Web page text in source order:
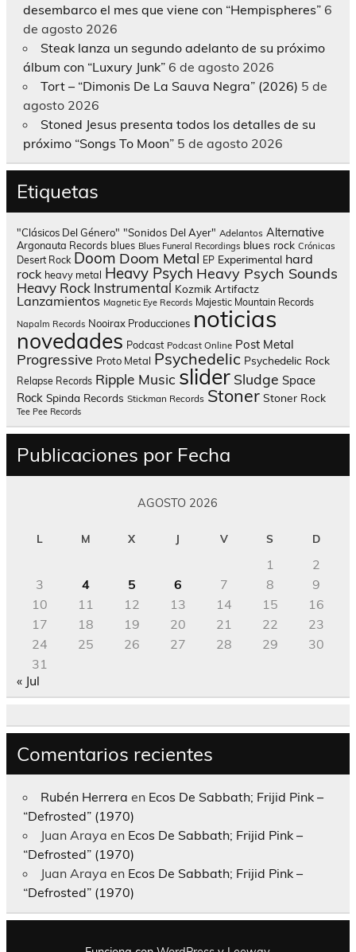
desembarco el mes que viene con “Hempispheres” 6
de agosto 2026
Steak lanza un segundo adelanto de su próximo
álbum con “Luxury Junk” 6 de agosto 2026
Tort – “Dimonis De La Sauva Negra” (2026) 5 de
agosto 2026
Stoned Jesus presenta todos los detalles de su
próximo “Songs To Moon” 5 de agosto 2026
Etiquetas
"Clásicos Del Género" "Sonidos Del Ayer" Adelantos Alternative
Argonauta Records blues Blues Funeral Recordings blues rock Crónicas
Desert Rock Doom Doom Metal EP Experimental hard
rock heavy metal Heavy Psych Heavy Psych Sounds
Heavy Rock Instrumental Kozmik Artifactz
Lanzamientos Magnetic Eye Records Majestic Mountain Records
Napalm Records Nooirax Producciones noticias
novedades Podcast Podcast Online Post Metal
Progressive Proto Metal Psychedelic Psychedelic Rock
Relapse Records Ripple Music slider Sludge Space
Rock Spinda Records Stickman Records Stoner Stoner Rock
Tee Pee Records
Publicaciones por Fecha
AGOSTO 2026
L M X J V S D
1
2
3
4 5 6 7 8
9
10
11 12 13 14 15
16
17
18 19 20 21 22
23
24
25 26 27 28 29
30
31
« Jul
Comentarios recientes
Rubén Herrera en Ecos De Sabbath; Frijid Pink –
“Defrosted” (1970)
Juan Araya en Ecos De Sabbath; Frijid Pink –
“Defrosted” (1970)
Juan Araya en Ecos De Sabbath; Frijid Pink –
“Defrosted” (1970)